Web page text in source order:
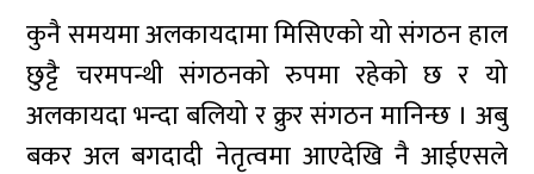
कुनै समयमा अलकायदामा मिसिएको यो संगठन हाल
छुट्टै चरमपन्थी संगठनको रुपमा रहेको छ र यो
अलकायदा भन्दा बलियो र क्रुर संगठन मानिन्छ । अबु
बकर अल बगदादी नेतृत्वमा आएदेखि नै आईएसले